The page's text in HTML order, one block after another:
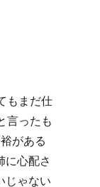
もまだ仕
言ったも
がある
に心配さ
じゃない